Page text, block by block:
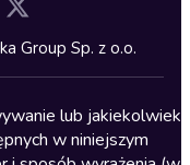
Group Sp. z o.o.
lub jakiekolwiek
w niniejszym